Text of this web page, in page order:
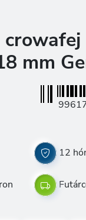
mm
12